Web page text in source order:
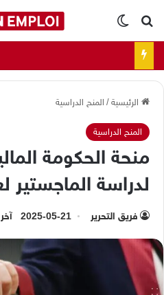
بحث عنالوضع المظلم
الرئيسية/ المنح الدراسية
المنح الدراسية
لدراسة الماجستير لعام
فريق التحرير 2025-05-21 آخر